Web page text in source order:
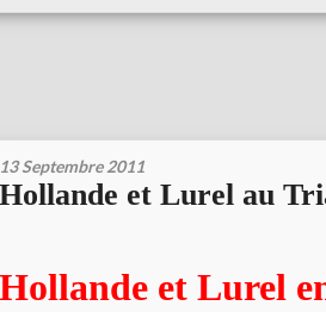
13 Septembre 2011
Hollande et Lurel au
Hollande et Lurel